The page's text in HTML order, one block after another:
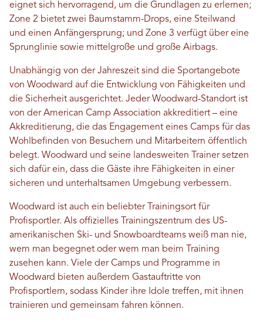
eignet sich hervorragend, um die Grundlagen zu erlernen;
Zone 2 bietet zwei Baumstamm-Drops, eine Steilwand
und einen Anfängersprung; und Zone 3 verfügt über eine
Sprunglinie sowie mittelgroße und große Airbags.
Unabhängig von der Jahreszeit sind die Sportangebote
von Woodward auf die Entwicklung von Fähigkeiten und
die Sicherheit ausgerichtet. Jeder Woodward-Standort ist
von der American Camp Association akkreditiert – eine
Akkreditierung, die das Engagement eines Camps für das
Wohlbefinden von Besuchern und Mitarbeitern öffentlich
belegt. Woodward und seine landesweiten Trainer setzen
sich dafür ein, dass die Gäste ihre Fähigkeiten in einer
sicheren und unterhaltsamen Umgebung verbessern.
Woodward ist auch ein beliebter Trainingsort für
Profisportler. Als offizielles Trainingszentrum des US-
amerikanischen Ski- und Snowboardteams weiß man nie,
wem man begegnet oder wem man beim Training
zusehen kann. Viele der Camps und Programme in
Woodward bieten außerdem Gastauftritte von
Profisportlern, sodass Kinder ihre Idole treffen, mit ihnen
trainieren und gemeinsam fahren können.